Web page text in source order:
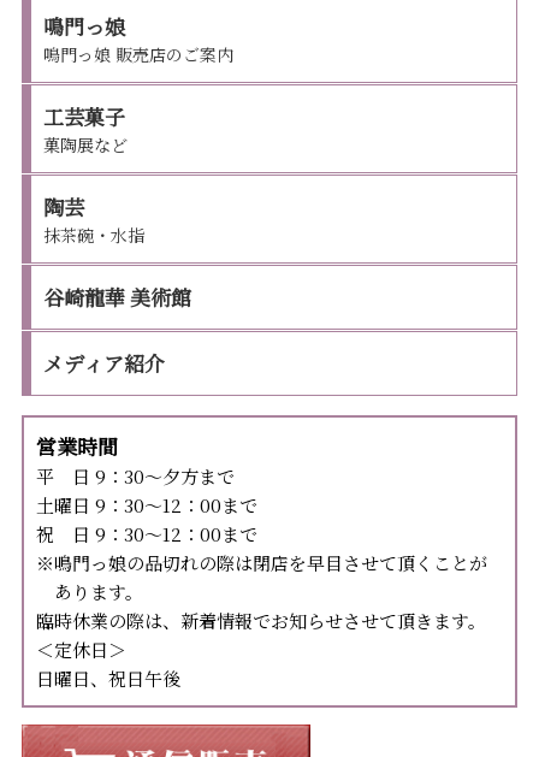
鳴門っ娘
鳴門っ娘 販売店のご案内
工芸菓子
菓陶展など
陶芸
抹茶碗・水指
谷崎龍華 美術館
メディア紹介
営業時間
平 日 9：30～夕方まで
土曜日 9：30～12：00まで
祝 日 9：30～12：00まで
※鳴門っ娘の品切れの際は閉店を早目させて頂くことが
あります。
臨時休業の際は、新着情報でお知らせさせて頂きます。
＜定休日＞
日曜日、祝日午後